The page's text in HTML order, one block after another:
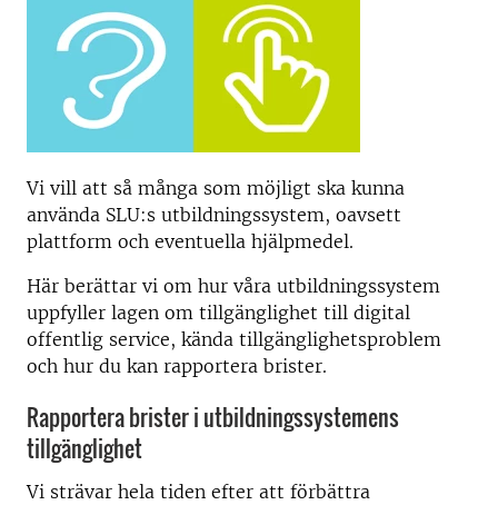
Vi vill att så många som möjligt ska kunna
använda SLU:s utbildningssystem, oavsett
plattform och eventuella hjälpmedel.
Här berättar vi om hur våra utbildningssystem
uppfyller lagen om tillgänglighet till digital
offentlig service, kända tillgänglighetsproblem
och hur du kan rapportera brister.
Rapportera brister i utbildningssystemens
tillgänglighet
Vi strävar hela tiden efter att förbättra